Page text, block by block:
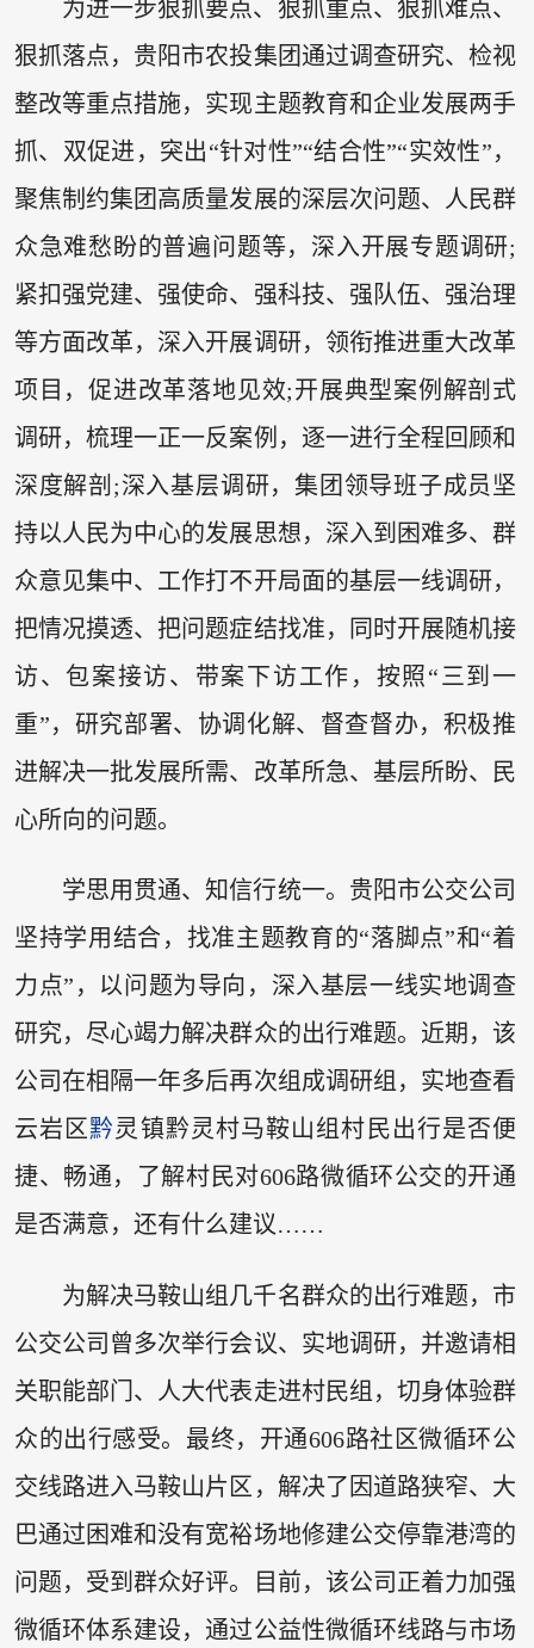
为进一步狠抓要点、狠抓重点、狠抓难点、
狠抓落点，贵阳市农投集团通过调查研究、检视
整改等重点措施，实现主题教育和企业发展两手
抓、双促进，突出“针对性”“结合性”“实效性”，
聚焦制约集团高质量发展的深层次问题、人民群
众急难愁盼的普遍问题等，深入开展专题调研;
紧扣强党建、强使命、强科技、强队伍、强治理
等方面改革，深入开展调研，领衔推进重大改革
项目，促进改革落地见效;开展典型案例解剖式
调研，梳理一正一反案例，逐一进行全程回顾和
深度解剖;深入基层调研，集团领导班子成员坚
持以人民为中心的发展思想，深入到困难多、群
众意见集中、工作打不开局面的基层一线调研，
把情况摸透、把问题症结找准，同时开展随机接
访、包案接访、带案下访工作，按照“三到一
重”，研究部署、协调化解、督查督办，积极推
进解决一批发展所需、改革所急、基层所盼、民
心所向的问题。
学思用贯通、知信行统一。贵阳市公交公司
坚持学用结合，找准主题教育的“落脚点”和“着
力点”，以问题为导向，深入基层一线实地调查
研究，尽心竭力解决群众的出行难题。近期，该
公司在相隔一年多后再次组成调研组，实地查看
云岩区 黔灵镇黔灵村马鞍山组村民出行是否便
捷、畅通，了解村民对606路微循环公交的开通
是否满意，还有什么建议……
为解决马鞍山组几千名群众的出行难题，市
公交公司曾多次举行会议、实地调研，并邀请相
关职能部门、人大代表走进村民组，切身体验群
众的出行感受。最终，开通606路社区微循环公
交线路进入马鞍山片区，解决了因道路狭窄、大
巴通过困难和没有宽裕场地修建公交停靠港湾的
问题，受到群众好评。目前，该公司正着力加强
微循环体系建设，通过公益性微循环线路与市场